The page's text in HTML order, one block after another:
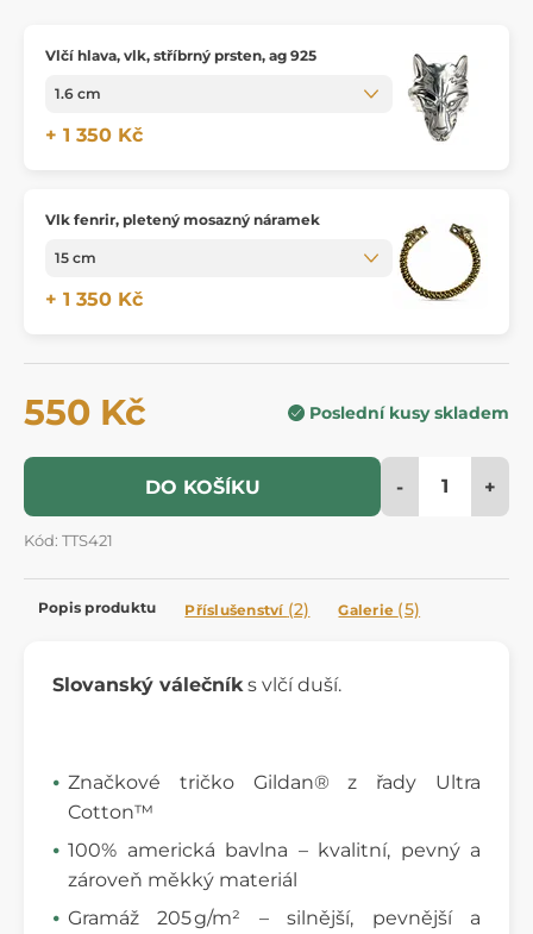
Vlčí hlava, vlk, stříbrný prsten, ag 925
+ 1 350 Kč
Vlk fenrir, pletený mosazný náramek
+ 1 350 Kč
550 Kč Poslední kusy skladem
DO KOŠÍKU - +
Kód: TTS421
Popis produktu Příslušenství (2) Galerie (5)
Slovanský válečník s vlčí duší.
Značkové tričko Gildan® z řady Ultra
Cotton™
100% americká bavlna – kvalitní, pevný a
zároveň měkký materiál
Gramáž 205 g/m² – silnější, pevnější a